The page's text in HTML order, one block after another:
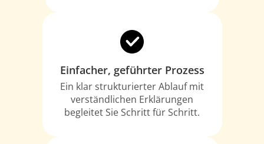
Einfacher, geführter Prozess
Ein klar strukturierter Ablauf mit
verständlichen Erklärungen
begleitet Sie Schritt für Schritt.